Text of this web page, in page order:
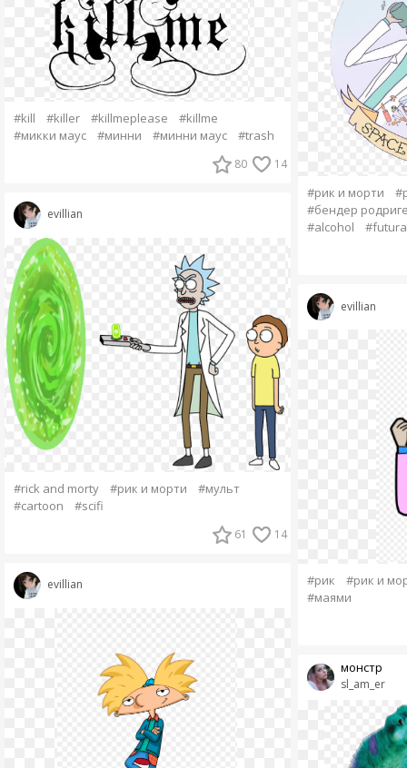
#kill #killer #killmeplease
#killme
#микки маус
#минни #минни маус #trash
80 14
evillian
#rick and morty #рик и морти
#мульт
#cartoon
#scifi
61 14
evillian
#рик и морти
#бендер
#alcohol
evillian
#рик
#рик и
#маями
sl_am_er
монстр